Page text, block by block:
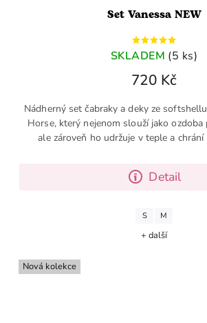
Set Vanessa NEW
SKLADEM (5 ks)
720 Kč
Detail
Nádherný set čabraky a deky ze
Horse, který nejenom slouží jako
ale zároveň ho udržuje v teple a
S M
+ další
Nová kolekce